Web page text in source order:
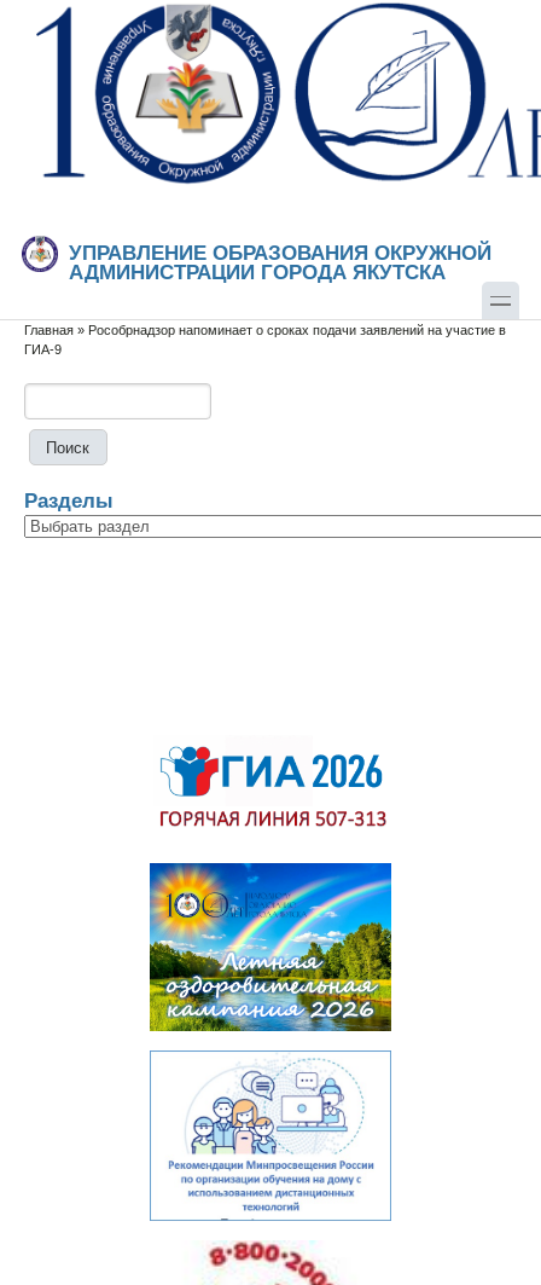
Перейти к основному содержанию
Skip to search
УПРАВЛЕНИЕ ОБРАЗОВАНИЯ ОКРУЖНОЙ
АДМИНИСТРАЦИИ ГОРОДА ЯКУТСКА
Вы здесь
Главная » Рособрнадзор напоминает о сроках подачи заявлений на участие в
ГИА-9
Разделы